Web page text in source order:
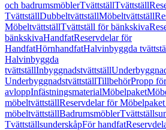
och badrumsmöblerTvättställTvättställ
TvättställDubbeltvättställMöbeltvättställ
MöbeltvättställTvättställ för bänkskiva
bänkskivaHandfatReservdelar för
HandfatHörnhandfatHalvinbyggda
Halvinbyggda
tvättställInbyggnadstvättställ
UnderbyggnadstvättställTillbehörPropp för
avloppInfästningsmaterialMöbelpaket
möbeltvättställReservdelar för Möbelpaket
möbeltvättställBadrumsmöbler
TvättställsunderskåpFör handfat